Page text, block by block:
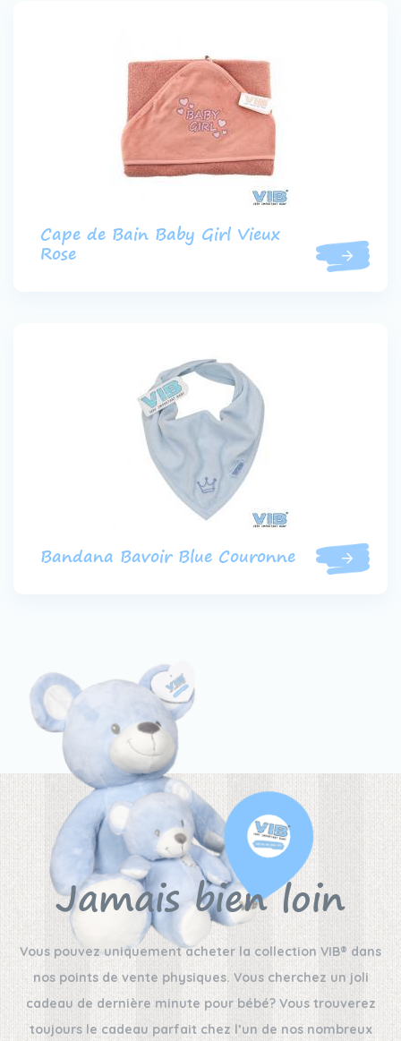
Cape de Bain Baby Girl Vieux
Rose
Bandana Bavoir Blue Couronne
Jamais bien loin
Vous pouvez uniquement acheter la collection VIB® dans
nos points de vente physiques. Vous cherchez un joli
cadeau de dernière minute pour bébé? Vous trouverez
toujours le cadeau parfait chez l’un de nos nombreux